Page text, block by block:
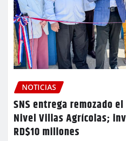
NOTICIAS
SNS entrega remozado
Nivel Villas Agrícolas;
RD$10 millones